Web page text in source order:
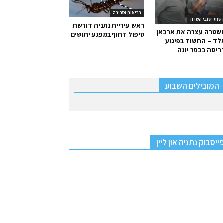
בריאות וסביבה
ראש עיריית נתניה דורשת
טיפול דחוף במפגע יתושים
ישובי השרון
עצרה את ארכאן
– החשוד בפיגוע
בכפר יונה
המובילים השבוע
פייסבוק נתניה און ליין